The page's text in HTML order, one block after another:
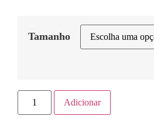
Tamanho
Adicionar